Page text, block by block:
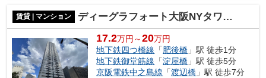
賃貸 | マンション ディーグラフォート大阪NYタワー肥後橋 西船場小学校区
17.2万円～20万円
地下鉄四つ橋線 「肥後橋 」駅 徒歩1分
地下鉄御堂筋線 「淀屋橋 」駅 徒歩5分
京阪電鉄中之島線 「渡辺橋 」駅 徒歩7分